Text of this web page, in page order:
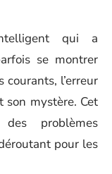
qui a
se montrer
l’erreur
son mystère. Cet
problèmes
pour les